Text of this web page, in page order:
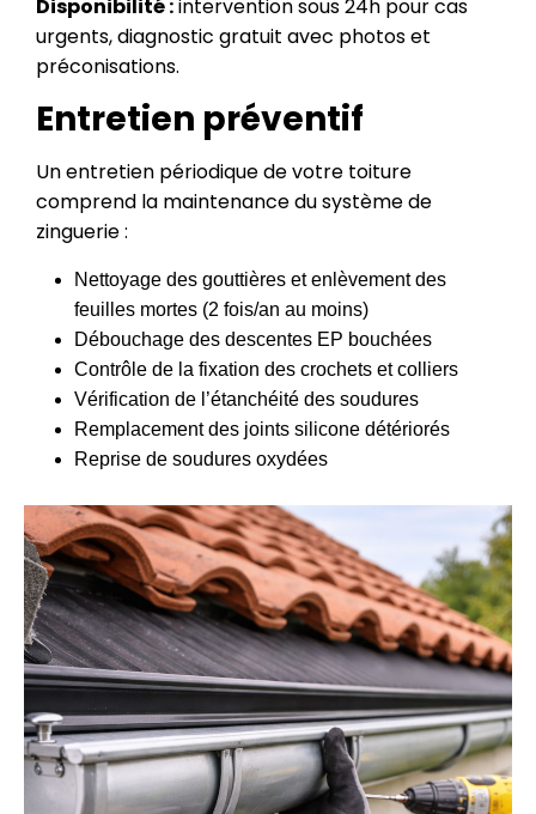
Disponibilité :intervention sous 24h pour cas
urgents, diagnostic gratuit avec photos et
préconisations.
Entretien préventif
Un entretien périodique de votre toiture
comprend la maintenance du système de
zinguerie :
Nettoyage des gouttières et enlèvement des
feuilles mortes (2 fois/an au moins)
Débouchage des descentes EP bouchées
Contrôle de la fixation des crochets et colliers
Vérification de l’étanchéité des soudures
Remplacement des joints silicone détériorés
Reprise de soudures oxydées